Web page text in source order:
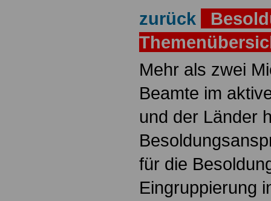
zurück
Mehr als zwei
Beamte im
und der Länder
für die
Eingruppierung